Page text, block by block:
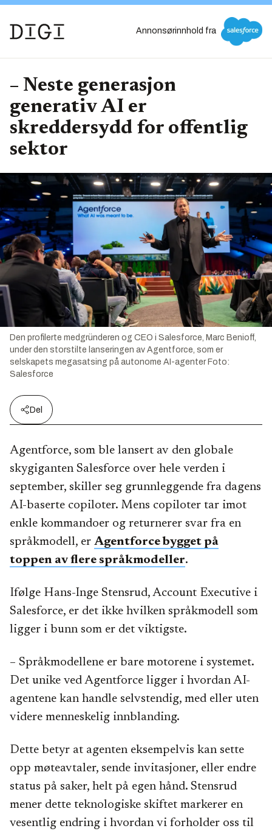
Annonsørinnhold fra
– Neste generasjon
generativ AI er
skreddersydd for offentlig
sektor
Den profilerte medgründeren og CEO i Salesforce, Marc Benioff,
under den storstilte lanseringen av Agentforce, som er
selskapets megasatsing på autonome AI-agenter Foto:
Salesforce
Del
Agentforce, som ble lansert av den globale
skygiganten Salesforce over hele verden i
september, skiller seg grunnleggende fra dagens
AI-baserte copiloter. Mens copiloter tar imot
enkle kommandoer og returnerer svar fra en
språkmodell, er Agentforce bygget på
toppen av flere språkmodeller.
Ifølge Hans-Inge Stensrud, Account Executive i
Salesforce, er det ikke hvilken språkmodell som
ligger i bunn som er det viktigste.
– Språkmodellene er bare motorene i systemet.
Det unike ved Agentforce ligger i hvordan AI-
agentene kan handle selvstendig, med eller uten
videre menneskelig innblanding.
Dette betyr at agenten eksempelvis kan sette
opp møteavtaler, sende invitasjoner, eller endre
status på saker, helt på egen hånd. Stensrud
mener dette teknologiske skiftet markerer en
vesentlig endring i hvordan vi forholder oss til